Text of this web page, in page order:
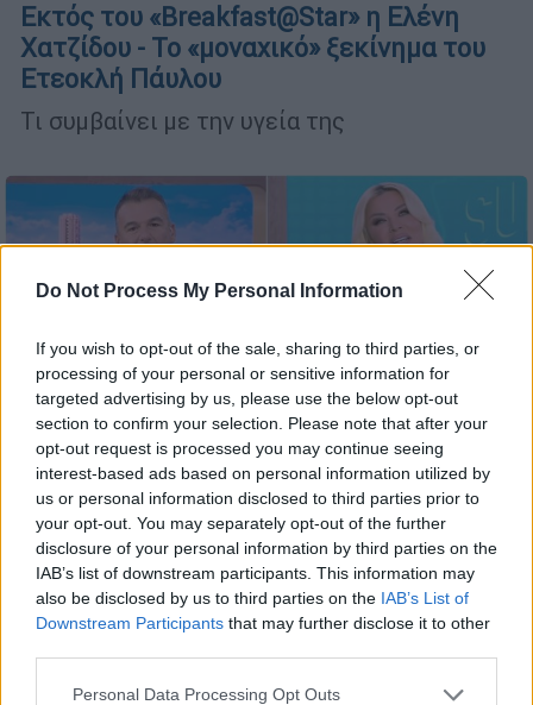
Do Not Process My Personal Information
If you wish to opt-out of the sale, sharing to third parties, or
processing of your personal or sensitive information for
targeted advertising by us, please use the below opt-out
section to confirm your selection. Please note that after your
opt-out request is processed you may continue seeing
interest-based ads based on personal information utilized by
us or personal information disclosed to third parties prior to
your opt-out. You may separately opt-out of the further
disclosure of your personal information by third parties on the
IAB’s list of downstream participants. This information may
also be disclosed by us to third parties on the IAB’s List of
Downstream Participants that may further disclose it to other
Please note that this website/app uses one or more Google
Personal Data Processing Opt Outs
Εκτός του «Breakfast@Star» η Ελένη
Χατζίδου - Το «μοναχικό» ξεκίνημα του
Ετεοκλή Πάυλου
Τι συμβαίνει με την υγεία της
Τηλεόραση|15.09.2025 10:50
Πρεμιέρα με χαμόγελα για τις πρωινές
εκπομπές: Η νέα ομάδα Λιάγκα -
Καινούργιου και η αρχή Κατσούλη -
Ηλιάκη